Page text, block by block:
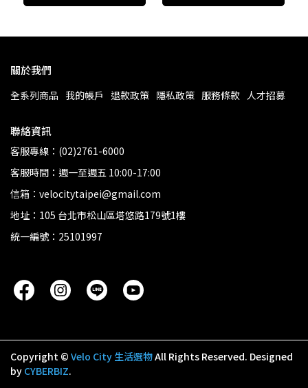
關於我們
全系列商品 我的帳戶 退款政策 隱私政策 服務條款 人才招募
聯絡資訊
客服專線：(02)2761-6000
客服時間：週一至週五 10:00-17:00
信箱：velocitytaipei@gmail.com
地址：105 台北市松山區塔悠路179號1樓
統一編號：25101997
Copyright © Velo City 生活選物All Rights Reserved. Designed
by CYBERBIZ.